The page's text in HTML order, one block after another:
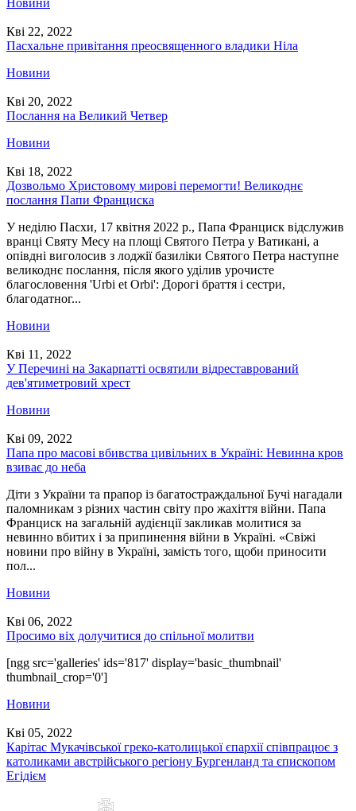
Новини
Кві 22, 2022
Пасхальне привітання преосвященного владики Ніла
Новини
Кві 20, 2022
Послання на Великий Четвер
Новини
Кві 18, 2022
Дозвольмо Христовому мирові перемогти! Великоднє
послання Папи Франциска
У неділю Пасхи, 17 квітня 2022 р., Папа Франциск відслужив
вранці Святу Месу на площі Святого Петра у Ватикані, а
опівдні виголосив з лоджії базиліки Святого Петра наступне
великоднє послання, після якого уділив урочисте
благословення 'Urbi et Orbi': Дорогі браття і сестри,
благодатног...
Новини
Кві 11, 2022
У Перечині на Закарпатті освятили відреставрований
дев'ятиметровий хрест
Новини
Кві 09, 2022
Папа про масові вбивства цивільних в Україні: Невинна кров
взиває до неба
Діти з України та прапор із багатостраждальної Бучі нагадали
паломникам з різних частин світу про жахіття війни. Папа
Франциск на загальній аудієнції закликав молитися за
невинно вбитих і за припинення війни в Україні. «Свіжі
новини про війну в Україні, замість того, щоби приносити
пол...
Новини
Кві 06, 2022
Просимо віх долучитися до спільної молитви
[ngg src='galleries' ids='817' display='basic_thumbnail'
thumbnail_crop='0']
Новини
Кві 05, 2022
Карітас Мукачівської греко-католицької єпархії співпрацює з
католиками австрійського регіону Бургенланд та єпископом
Егідієм